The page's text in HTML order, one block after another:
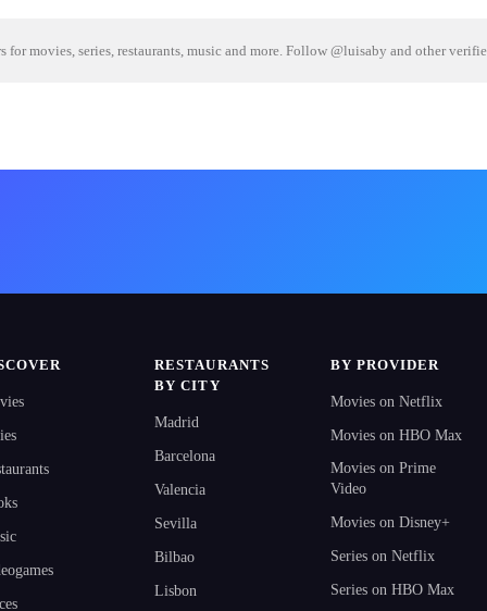
for movies, series, restaurants, music and more. Follow @luisaby and other
RESTAURANTS
BY CITY
Madrid
Barcelona
Valencia
Sevilla
Bilbao
Lisbon
BY PROVIDER
Movies on Netflix
Movies on HBO Max
Movies on Prime
Video
Movies on Disney+
Series on Netflix
Series on HBO Max